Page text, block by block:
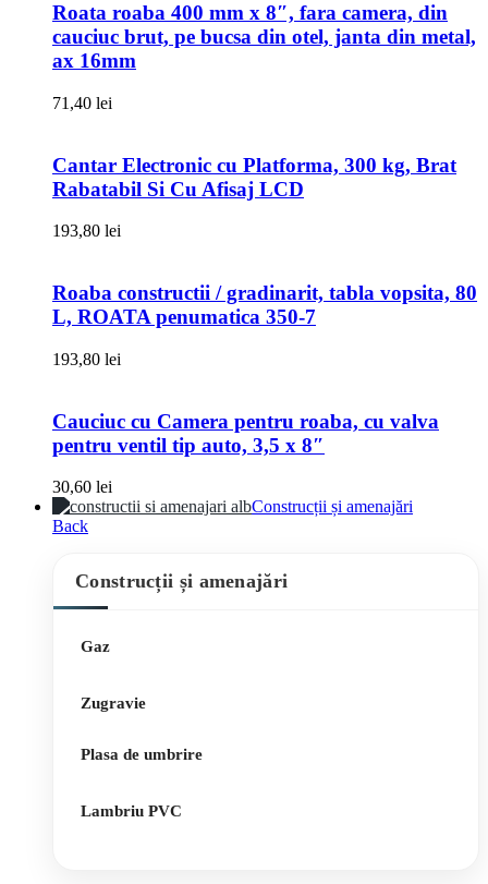
Roata roaba 400 mm x 8″, fara camera, din
cauciuc brut, pe bucsa din otel, janta din metal,
ax 16mm
71,40 lei
Cantar Electronic cu Platforma, 300 kg, Brat
Rabatabil Si Cu Afisaj LCD
193,80 lei
Roaba constructii / gradinarit, tabla vopsita, 80
L, ROATA penumatica 350-7
193,80 lei
Cauciuc cu Camera pentru roaba, cu valva
pentru ventil tip auto, 3,5 x 8″
30,60 lei
Construcții și amenajări
Back
Construcții și amenajări
Gaz
Zugravie
Plasa de umbrire
Lambriu PVC